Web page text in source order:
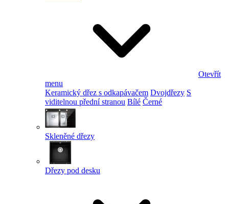
Otevřít
menu
Keramický dřez s odkapávačem Dvojdřezy S
viditelnou přední stranou Bílé Černé
Skleněné dřezy
Dřezy pod desku